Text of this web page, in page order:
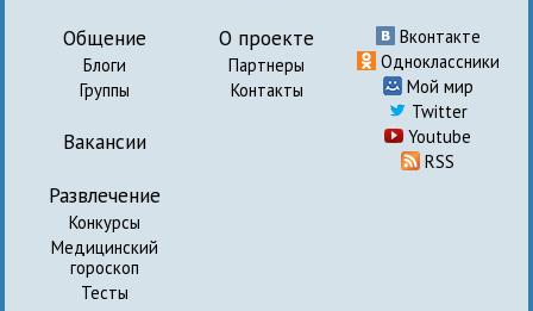
Общение
Блоги
Группы
Вакансии
Развлечение
Конкурсы
Медицинский
гороскоп
Тесты
О проекте
Партнеры
Контакты
Вконтакте
Одноклассники
Мой мир
Twitter
Youtube
RSS